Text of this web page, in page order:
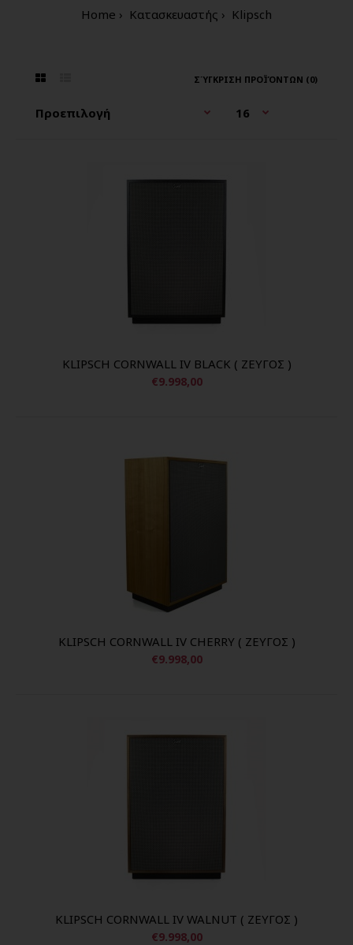
Home Κατασκευαστής Klipsch
ΣΎΓΚΡΙΣΗ ΠΡΟΪΌΝΤΩΝ (0)
KLIPSCH CORNWALL IV BLACK ( ΖΕΥΓΟΣ )
€9.998,00
KLIPSCH CORNWALL IV CHERRY ( ΖΕΥΓΟΣ )
€9.998,00
KLIPSCH CORNWALL IV WALNUT ( ΖΕΥΓΟΣ )
€9.998,00